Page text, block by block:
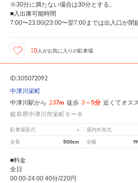
※30分に満たない場合は30分とする。
■入出庫可能時間
7:00〜23:00(23:00〜翌7:00までは出入口が閉
10人がお気に入りの駐車場
ID:305072092
中津川栄町
中津川駅から 237m 徒歩 3～5分 近くてオス
岐阜県中津川市栄町６ー８
駐車場形式 - 屋内外形式
全長 500cm 全幅
■料金
全日
00:00-24:00 40分/220円